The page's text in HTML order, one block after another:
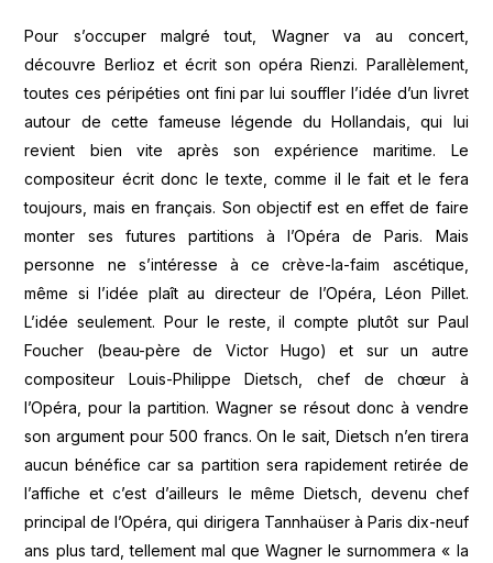
Pour s’occuper malgré tout, Wagner va au concert,
découvre Berlioz et écrit son opéra Rienzi. Parallèlement,
toutes ces péripéties ont fini par lui souffler l’idée d’un livret
autour de cette fameuse légende du Hollandais, qui lui
revient bien vite après son expérience maritime. Le
compositeur écrit donc le texte, comme il le fait et le fera
toujours, mais en français. Son objectif est en effet de faire
monter ses futures partitions à l’Opéra de Paris. Mais
personne ne s’intéresse à ce crève-la-faim ascétique,
même si l’idée plaît au directeur de l’Opéra, Léon Pillet.
L’idée seulement. Pour le reste, il compte plutôt sur Paul
Foucher (beau-père de Victor Hugo) et sur un autre
compositeur Louis-Philippe Dietsch, chef de chœur à
l’Opéra, pour la partition. Wagner se résout donc à vendre
son argument pour 500 francs. On le sait, Dietsch n’en tirera
aucun bénéfice car sa partition sera rapidement retirée de
l’affiche et c’est d’ailleurs le même Dietsch, devenu chef
principal de l’Opéra, qui dirigera Tannhaüser à Paris dix-neuf
ans plus tard, tellement mal que Wagner le surnommera « la